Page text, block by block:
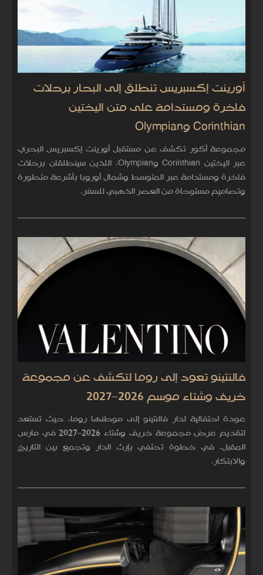
أورينت إكسبريس تنطلق إلى البحار برحلات
فاخرة ومستدامة على متن اليختين
Corinthian وOlympian
مجموعة أكور تكشف عن مستقبل أورينت إكسبريس البحري
عبر اليختين Corinthian وOlympian، اللذين سينطلقان برحلات
فاخرة ومستدامة عبر المتوسط وشمال أوروبا بأشرعة متطورة
وتصاميم مستوحاة من العصر الذهبي للسفر.
فالنتينو تعود إلى روما لتكشف عن مجموعة
خريف وشتاء موسم 2026–2027
عودة احتفالية لدار فالنتينو إلى موطنها روما، حيث تستعد
لتقديم عرض مجموعة خريف وشتاء 2026–2027 في مارس
المقبل، في خطوة تحتفي بإرث الدار وتجمع بين التاريخ
والابتكار.